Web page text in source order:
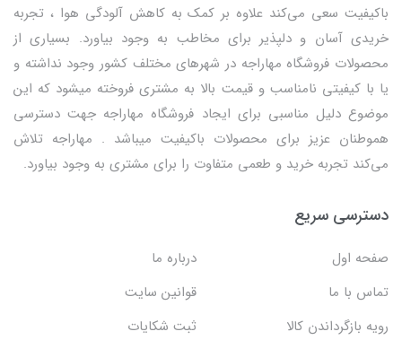
باکیفیت سعی می‌کند علاوه بر کمک به کاهش آلودگی هوا ، تجربه
خریدی آسان و دلپذیر برای مخاطب به وجود بیاورد. بسیاری از
محصولات فروشگاه مهاراجه در شهرهای مختلف کشور وجود نداشته و
یا با کیفیتی نامناسب و قیمت بالا به مشتری فروخته میشود که این
موضوع دلیل مناسبی برای ایجاد فروشگاه مهاراجه جهت دسترسی
هموطنان عزیز برای محصولات باکیفیت میباشد . مهاراجه تلاش
می‌کند تجربه خرید و طعمی متفاوت را برای مشتری به وجود بیاورد.
دسترسی سریع
صفحه اول
درباره ما
تماس با ما
قوانین سایت
رویه بازگرداندن کالا
ثبت شکایات